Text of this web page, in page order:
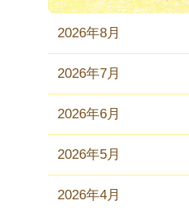
2026年8月
2026年7月
2026年6月
2026年5月
2026年4月